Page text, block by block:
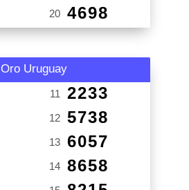
20 4698
Oro Uruguay
11 2233
12 5738
13 6057
14 8658